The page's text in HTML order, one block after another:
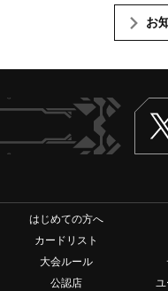
お
はじめての方へ
カードリスト
大会ルール
公認店
ユ